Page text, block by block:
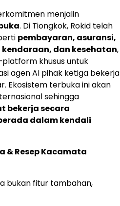
menjalin
. Di Tiongkok, Rokid telah
pembayaran, asuransi,
dan kesehatan,
khusus untuk
agen AI pihak ketiga bekerja
Ekosistem terbuka ini akan
sehingga
bekerja secara
dalam kendali
& Resep Kacamata
bukan fitur tambahan,